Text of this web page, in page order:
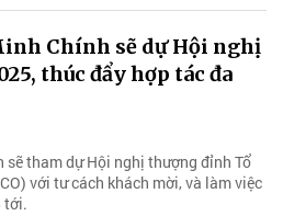
Chính sẽ dự Hội nghị
thúc đẩy hợp tác đa
tham dự Hội nghị thượng đỉnh Tổ
với tư cách khách mời, và làm việc
tới.